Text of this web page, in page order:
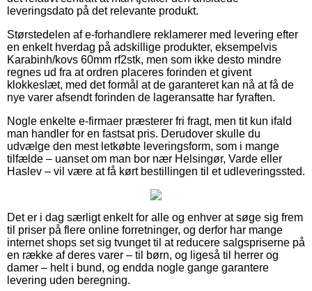
leveringsdato på det relevante produkt.
Størstedelen af e-forhandlere reklamerer med levering efter
en enkelt hverdag på adskillige produkter, eksempelvis
Karabinh/kovs 60mm rf2stk, men som ikke desto mindre
regnes ud fra at ordren placeres forinden et givent
klokkeslæt, med det formål at de garanteret kan nå at få de
nye varer afsendt forinden de lageransatte har fyraften.
Nogle enkelte e-firmaer præsterer fri fragt, men tit kun ifald
man handler for en fastsat pris. Derudover skulle du
udvælge den mest letkøbte leveringsform, som i mange
tilfælde – uanset om man bor nær Helsingør, Varde eller
Haslev – vil være at få kørt bestillingen til et udleveringssted.
Det er i dag særligt enkelt for alle og enhver at søge sig frem
til priser på flere online forretninger, og derfor har mange
internet shops set sig tvunget til at reducere salgspriserne på
en række af deres varer – til børn, og ligeså til herrer og
damer – helt i bund, og endda nogle gange garantere
levering uden beregning.